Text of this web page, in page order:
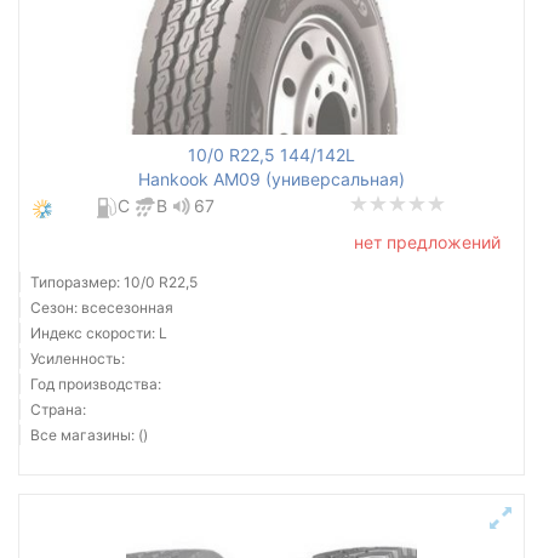
10/0 R22,5 144/142L
Hankook AM09 (универсальная)
C
B
67
нет предложений
Типоразмер: 10/0 R22,5
Сезон: всесезонная
Индекс скорости: L
Усиленность:
Год производства:
Страна:
Все магазины: ()